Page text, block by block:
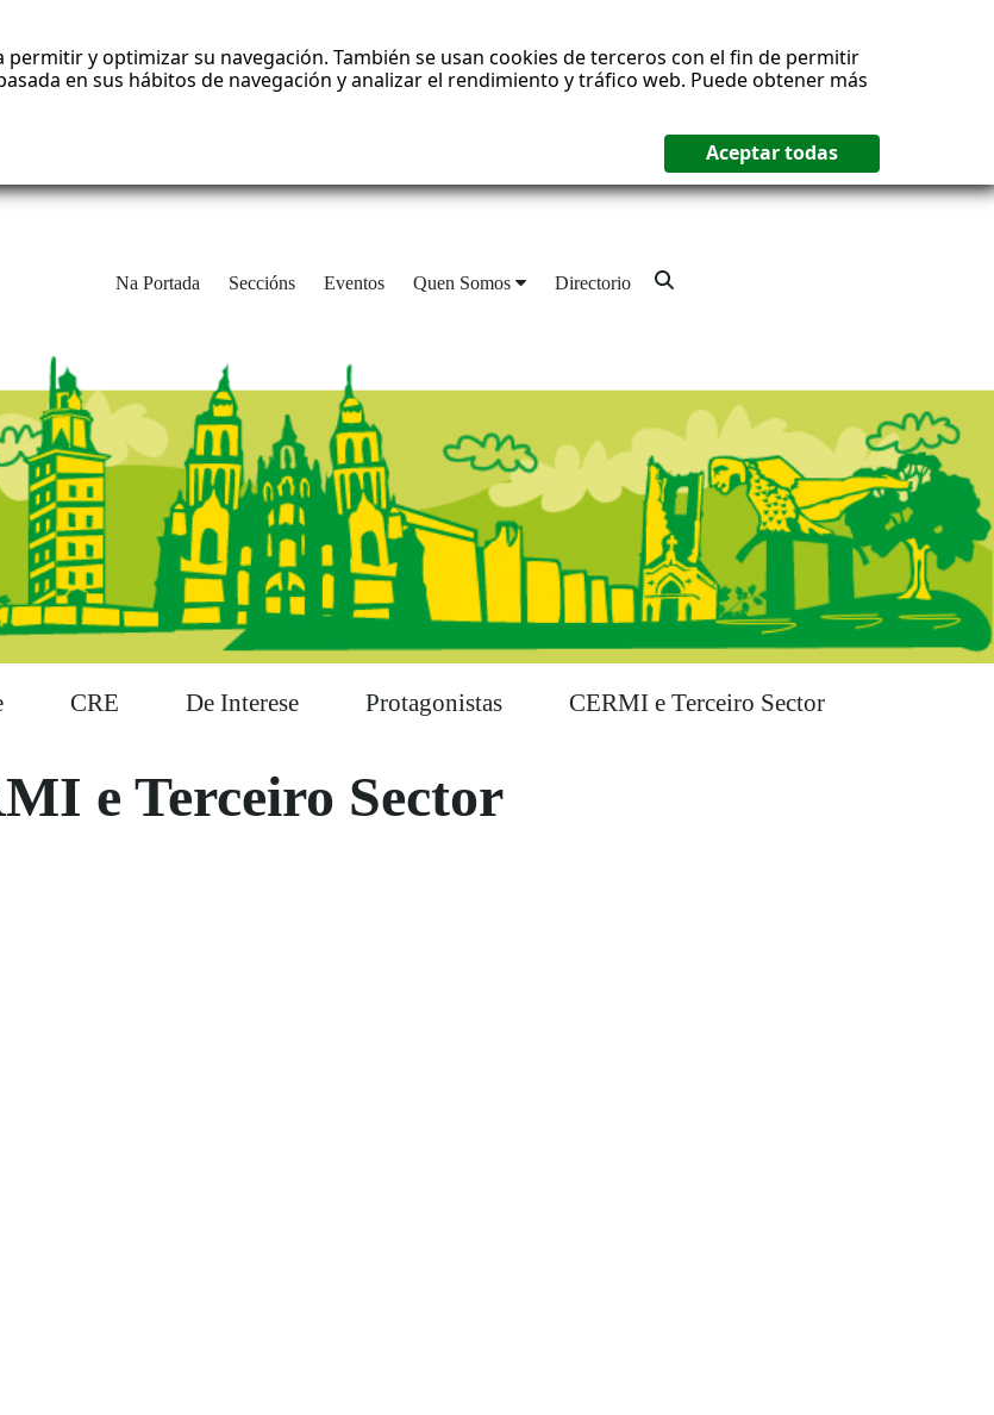
permitir y optimizar su navegación. También se usan cookies de terceros con el fin de permitir
en sus hábitos de navegación y analizar el rendimiento y tráfico web. Puede obtener más
Na Portada Seccións Eventos Quen Somos Directorio
CRE De Interese Protagonistas CERMI e Terceiro Sector
e Terceiro Sector